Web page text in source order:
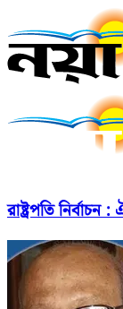
রাষ্ট্রপতি